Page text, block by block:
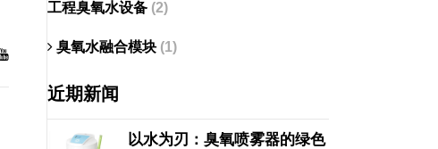
工程臭氧水设备 (2)
臭氧水融合模块 (1)
近期新闻
以水为刃：臭氧喷雾器的绿色